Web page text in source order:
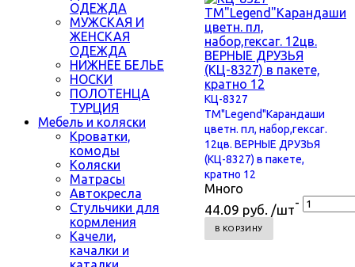
ОДЕЖДА
МУЖСКАЯ И
ЖЕНСКАЯ
ОДЕЖДА
НИЖНЕЕ БЕЛЬЕ
НОСКИ
ПОЛОТЕНЦА
ТУРЦИЯ
Мебель и коляски
Кроватки,
комоды
Коляски
Матрасы
Автокресла
Стульчики для
кормления
Качели,
качалки и
КЦ-8327
TM"Legend"Карандаши
цветн. пл, набор,гексаг.
12цв. ВЕРНЫЕ ДРУЗЬЯ
(КЦ-8327) в пакете,
кратно 12
Много
44.09 руб. /шт-
В КОРЗИНУ